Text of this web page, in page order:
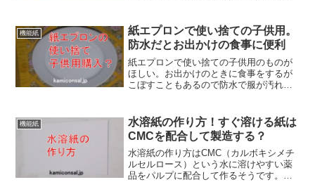
い。あぶらとり紙でスマホを拭けばベタ
つきが取れてキレイになりますよ！
機能紙
紙エプロンで使い捨ての子供用。
防水だとお出かけの食事に便利
紙エプロンで使い捨ての子供用のものが
ほしい。お出かけのときに食事をするが
こぼすこともあるので防水で服が汚れな
はあります。近所になければアマゾンな
どの通販の購入が便利でしょう。
機能紙
水溶紙の作り方！すぐ溶ける紙は
CMCを配合して製造する？
水溶紙の作り方はCMC（カルボキシメチ
ルセルロース）という水に溶けやすい薬
品をパルプに配合して作るそうです。普